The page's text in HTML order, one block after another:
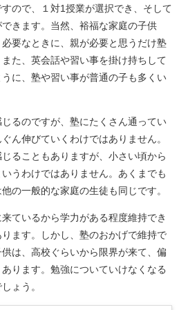
ので、１対1授業が選択でき、そして
きます。当然、裕福な家庭の子供
要なときに、親が必要と思うだけ塾
た、英会話や習い事を掛け持ちして
に、塾や習い事が普通の子も多くい
るのですが、塾にたくさん通ってい
ん伸びていくわけではありません。
ることもありますが、小さい頃から
うわけではありません。あくまでも
の一般的な家庭の生徒も同じです。
ているから学力がある程度維持でき
ます。しかし、塾のおかげで維持で
は、高校ぐらいから限界が来て、偏
ります。勉強についていけなくなる
ょう。